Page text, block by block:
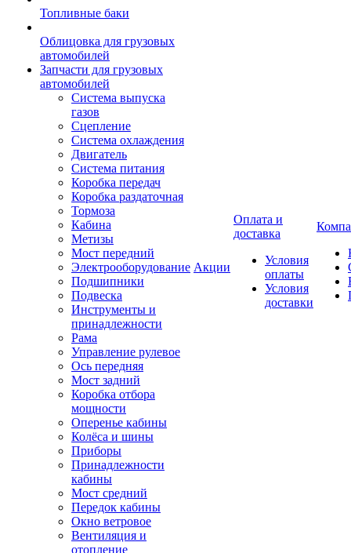
Топливные баки
Облицовка для грузовых
автомобилей
Запчасти для грузовых
автомобилей
Система выпуска
газов
Сцепление
Система охлаждения
Двигатель
Система питания
Коробка передач
Коробка раздаточная
Тормоза
Кабина
Метизы
Мост передний
Электрооборудование
Подшипники
Подвеска
Инструменты и
принадлежности
Рама
Управление рулевое
Ось передняя
Мост задний
Коробка отбора
мощности
Оперенье кабины
Колёса и шины
Приборы
Принадлежности
кабины
Мост средний
Передок кабины
Окно ветровое
Вентиляция и
отопление
Акции
Оплата и
доставка
Условия
оплаты
Условия
доставки